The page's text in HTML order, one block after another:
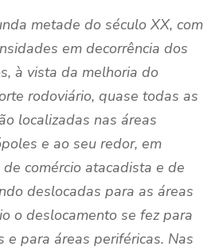
metade do século XX, com
em decorrência dos
à vista da melhoria do
rodoviário, quase todas as
localizadas nas áreas
e ao seu redor, em
comércio atacadista e de
deslocadas para as áreas
o deslocamento se fez para
e para áreas periféricas. Nas